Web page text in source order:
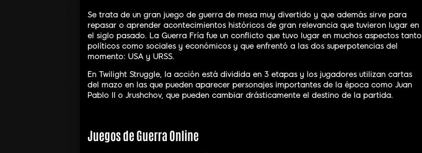
Se trata de un gran juego de guerra de mesa muy divertido y que además sirve para
repasar o aprender acontecimientos históricos de gran relevancia que tuvieron lugar en
el siglo pasado. La Guerra Fría fue un conflicto que tuvo lugar en muchos aspectos tanto
políticos como sociales y económicos y que enfrentó a las dos superpotencias del
momento: USA y URSS.
En Twilight Struggle, la acción está dividida en 3 etapas y los jugadores utilizan cartas
del mazo en las que pueden aparecer personajes importantes de la época como Juan
Pablo II o Jrushchov, que pueden cambiar drásticamente el destino de la partida.
Juegos de Guerra Online